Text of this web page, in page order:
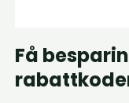
Få